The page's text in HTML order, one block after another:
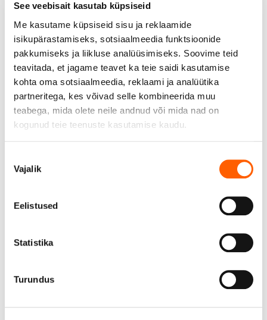
See veebisait kasutab küpsiseid
Me kasutame küpsiseid sisu ja reklaamide
isikupärastamiseks, sotsiaalmeedia funktsioonide
pakkumiseks ja liikluse analüüsimiseks. Soovime teid
teavitada, et jagame teavet ka teie saidi kasutamise
kohta oma sotsiaalmeedia, reklaami ja analüütika
partneritega, kes võivad selle kombineerida muu
teabega, mida olete neile andnud või mida nad on
kogunud teie teenuste kasutamise kaudu.
valik
Vajalik
Eelistused
Statistika
Turundus
Omavastutus € 0
Omavastutus auto kahjustuste, hävinemise või varguse
korral.
€ 0